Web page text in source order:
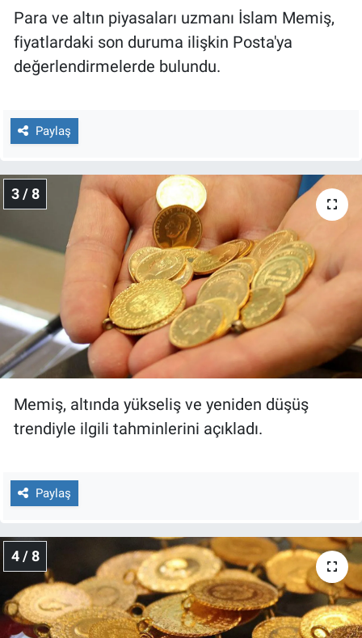
Para ve altın piyasaları uzmanı İslam Memiş,
fiyatlardaki son duruma ilişkin Posta'ya
değerlendirmelerde bulundu.
Paylaş
3 / 8
Memiş, altında yükseliş ve yeniden düşüş
trendiyle ilgili tahminlerini açıkladı.
Paylaş
4 / 8